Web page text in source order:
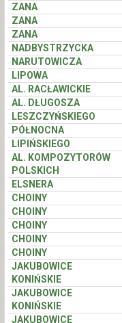
ZANA
ZANA
ZANA
NADBYSTRZYCKA
NARUTOWICZA
LIPOWA
AL. RACŁAWICKIE
AL. DŁUGOSZA
LESZCZYŃSKIEGO
PÓŁNOCNA
LIPIŃSKIEGO
AL. KOMPOZYTORÓW
POLSKICH
ELSNERA
CHOINY
CHOINY
CHOINY
CHOINY
CHOINY
JAKUBOWICE
KONIŃSKIE
JAKUBOWICE
KONIŃSKIE
JAKUBOWICE